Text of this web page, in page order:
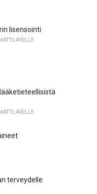
lisensointi
terveydelle